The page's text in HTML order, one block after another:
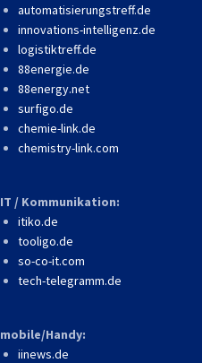
automatisierungstreff.de
innovations-intelligenz.de
logistiktreff.de
88energie.de
88energy.net
surfigo.de
chemie-link.de
chemistry-link.com
IT / Kommunikation:
itiko.de
tooligo.de
so-co-it.com
tech-telegramm.de
mobile/Handy:
iinews.de